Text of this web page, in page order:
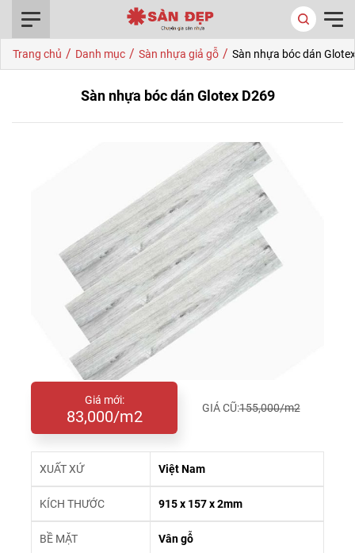
Trang chủ / Danh mục / Sàn nhựa giả gỗ / Sàn nhựa bóc dán
Sàn nhựa bóc dán Glotex D269
Giá mới:
83,000/m2 GIÁ CŨ:155,000/m2
XUẤT XỨ Việt Nam
KÍCH THƯỚC 915 x 157 x 2mm
BỀ MẶT Vân gỗ